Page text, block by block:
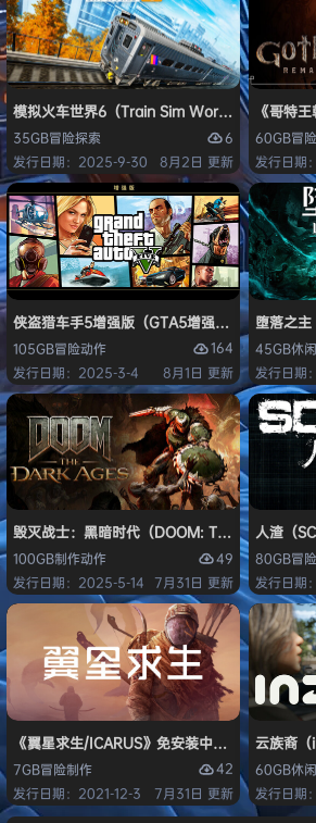
模拟火车世界6（Train Sim World 6）免安装
35GB冒险探索
6
发行日期：2025-9-30
8月2日 更新
《哥特
60GB冒险
发行日期
侠盗猎车手5增强版（GTA5增强版（Grand
105GB冒险动作
164
发行日期：2025-3-4
8月1日 更新
堕落之
45GB休闲
发行日期
毁灭战士：黑暗时代（DOOM: The Dark Ages
100GB制作动作
49
发行日期：2025-5-14
7月31日 更新
人渣（
80GB冒险
发行日期
《翼星求生/ICARUS》免安装中文版
7GB冒险制作
42
发行日期：2021-12-3
7月31日 更新
云族裔
60GB休闲
发行日期